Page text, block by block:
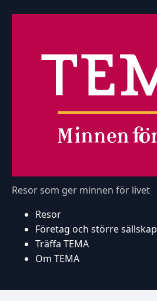
Resor som ger minnen för livet
Resor
Företag och större sällskap
Träffa TEMA
Om TEMA